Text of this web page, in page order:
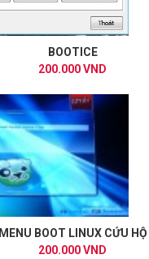
BOOTICE
200.000 VND
MENU BOOT LINUX CỨU HỘ
200.000 VND